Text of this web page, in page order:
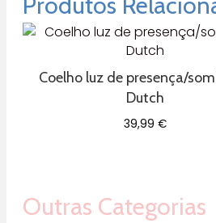
Coelho luz de presença/
Dutch
39,99 €
Outras Categorias